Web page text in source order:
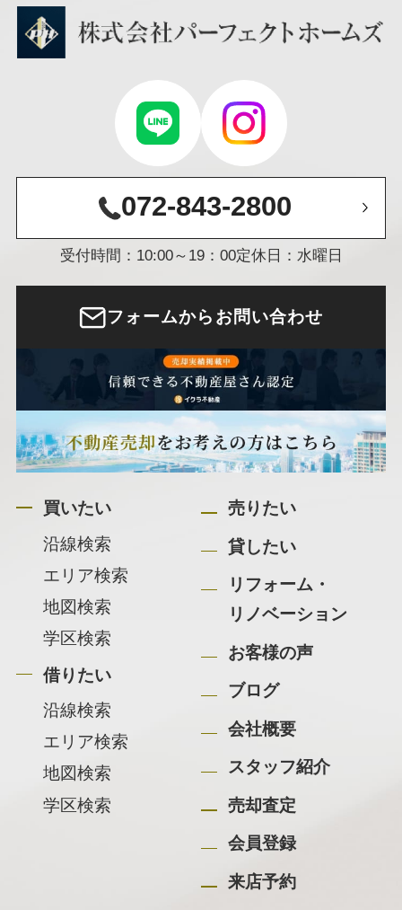
072-843-2800
受付時間：10:00～19：00定休日：水曜日
フォームからお問い合わせ
買いたい
沿線検索
エリア検索
地図検索
学区検索
借りたい
沿線検索
エリア検索
地図検索
学区検索
売りたい
貸したい
リフォーム・
リノベーション
お客様の声
ブログ
会社概要
スタッフ紹介
売却査定
会員登録
来店予約